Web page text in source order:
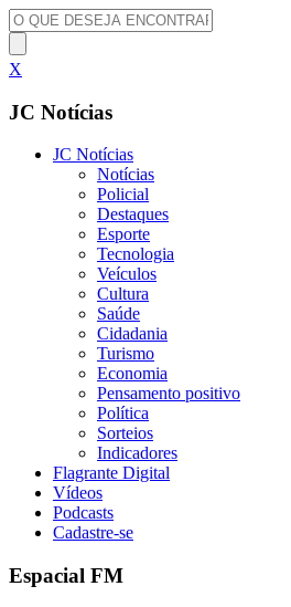
X
JC Notícias
JC Notícias
Notícias
Policial
Destaques
Esporte
Tecnologia
Veículos
Cultura
Saúde
Cidadania
Turismo
Economia
Pensamento positivo
Política
Sorteios
Indicadores
Flagrante Digital
Vídeos
Podcasts
Cadastre-se
Espacial FM